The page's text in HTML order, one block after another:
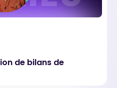
de bilans de